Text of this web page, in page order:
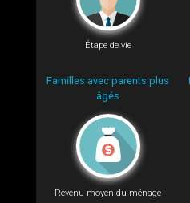
Étape de vie
Familles avec parents plus
âgés
Revenu moyen du ménage